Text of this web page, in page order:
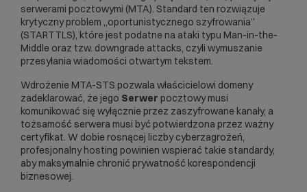
serwerami pocztowymi (MTA). Standard ten rozwiązuje
krytyczny problem „oportunistycznego szyfrowania”
(STARTTLS), które jest podatne na ataki typu Man-in-the-
Middle oraz tzw. downgrade attacks, czyli wymuszanie
przesyłania wiadomości otwartym tekstem.
Wdrożenie MTA-STS pozwala właścicielowi domeny
zadeklarować, że jego Serwer pocztowy musi
komunikować się wyłącznie przez zaszyfrowane kanały, a
tożsamość serwera musi być potwierdzona przez ważny
certyfikat. W dobie rosnącej liczby cyberzagrożeń,
profesjonalnyhosting powinien wspierać takie standardy,
aby maksymalnie chronić prywatność korespondencji
biznesowej.